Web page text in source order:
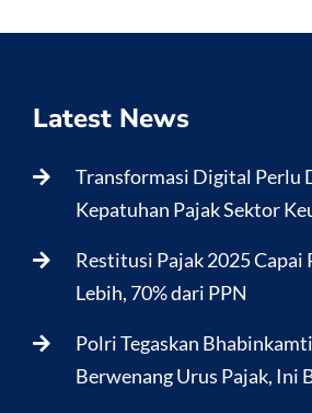
Latest News
Transformasi Digital Perlu
Kepatuhan Pajak Sektor
Restitusi Pajak 2025 Capai
Lebih, 70% dari PPN
Polri Tegaskan
Berwenang Urus Pajak, Ini